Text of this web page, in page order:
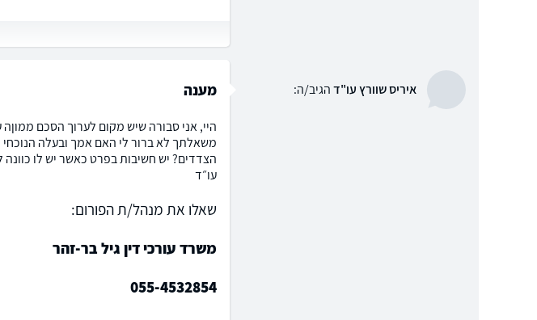
איריס שוורץ עו"דהגיב/ה: מענה
היי, אני סבורה שיש מקום לערוך הסכם
משאלתך לא ברור לי האם אמך ובעלה
הצדדים? יש חשיבות בפרט כאשר יש לו
עו״ד
שאלו את מנהל/ת הפורום:
משרד עורכי דין גיל בר-זהר
055-4532854